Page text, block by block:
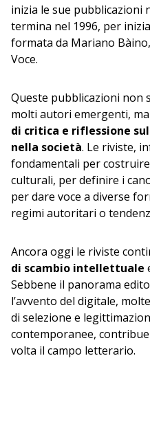
inizia le sue pubblicazioni
termina nel 1996, per
formata da Mariano
Voce.
Queste pubblicazioni non
molti autori emergenti,
di critica e riflessione
nella società. Le riviste,
fondamentali per
culturali, per definire i
per dare voce a diverse
regimi autoritari o
Ancora oggi le riviste
di scambio intellettuale
Sebbene il panorama
l’avvento del digitale,
di selezione e
contemporanee,
volta il campo letterario.